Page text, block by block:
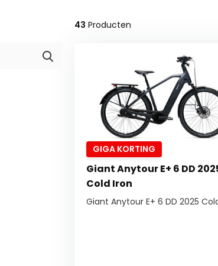
43 Producten
GIGA KORTING
Giant Anytour E+ 6 DD
Cold Iron
Giant Anytour E+ 6 DD 2025